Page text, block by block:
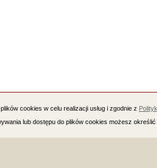
cookies w celu realizacji usług i zgodnie z
lub dostępu do plików cookies możesz